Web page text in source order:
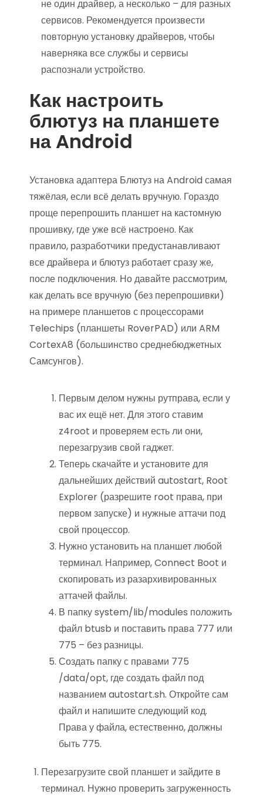
не один драйвер, а несколько – для разных
сервисов. Рекомендуется произвести
повторную установку драйверов, чтобы
наверняка все службы и сервисы
распознали устройство.
Как настроить
блютуз на планшете
на Android
Установка адаптера Блютуз на Android самая
тяжёлая, если всё делать вручную. Гораздо
проще перепрошить планшет на кастомную
прошивку, где уже всё настроено. Как
правило, разработчики предустанавливают
все драйвера и блютуз работает сразу же,
после подключения. Но давайте рассмотрим,
как делать все вручную (без перепрошивки)
на примере планшетов с процессорами
Telechips (планшеты RoverPAD) или ARM
CortexA8 (большинство среднебюджетных
Самсунгов).
Первым делом нужны рутправа, если у
вас их ещё нет. Для этого ставим
z4root и проверяем есть ли они,
перезагрузив свой гаджет.
Теперь скачайте и установите для
дальнейших действий autostart, Root
Explorer (разрешите root права, при
первом запуске) и нужные аттачи под
свой процессор.
Нужно установить на планшет любой
терминал. Например, Connect Boot и
скопировать из разархивированных
аттачей файлы.
В папку system/lib/modules положить
файл btusb и поставить права 777 или
775 – без разницы.
Создать папку с правами 775
/data/opt, где создать файл под
названием autostart.sh. Откройте сам
файл и напишите следующий код.
Права у файла, естественно, должны
быть 775.
Перезагрузите свой планшет и зайдите в
терминал. Нужно проверить загруженность